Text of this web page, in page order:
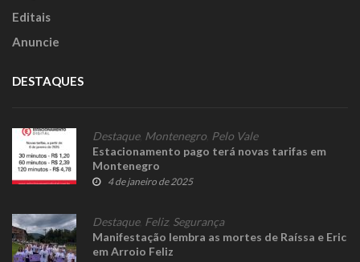
Editais
Anuncie
DESTAQUES
Destaque, Montenegro Pelo Vale
Estacionamento pago terá novas tarifas em
Montenegro
4 de janeiro de 2025
Destaque, Feliz, Segurança
Manifestação lembra as mortes de Raíssa e Eric
em Arroio Feliz